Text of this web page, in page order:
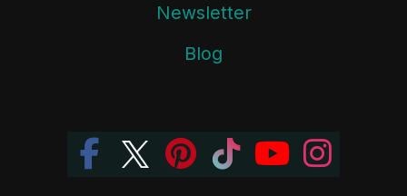
Newsletter
Blog